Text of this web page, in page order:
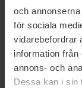
och
för sociala
vidarebefordrar
information från
annons- och
Dessa kan i sin
Kettlebells,
Löparband
Löparbana